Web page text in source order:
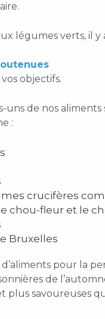
légumes verts, il y
objectifs.
uns de nos aliments
:
crucifères
chou-fleur et le
Bruxelles
d’aliments pour la
de
plus savoureuses